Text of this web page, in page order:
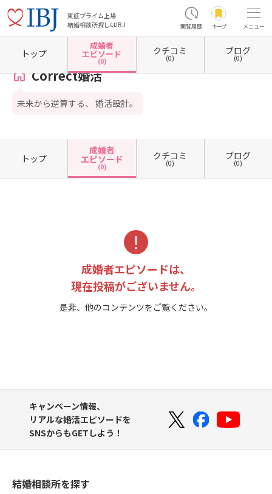
東証プライム上場
結婚相談所探しはIBJ
閲覧履歴 キープ メニュー
ホーム 東京都の結婚相談所 東京都目黒区 Correct婚活 成婚者エピソード一覧
Correct婚活
未来から逆算する、 婚活設計。
トップ
成婚者
エピソード
(0)
クチコミ
(0)
ブログ
(0)
トップ
成婚者
エピソード
(0)
クチコミ
(0)
ブログ
(0)
成婚者エピソードは、
現在投稿がございません。
是非、他のコンテンツをご覧ください。
キャンペーン情報、
リアルな婚活エピソードを
SNSからもGETしよう！
結婚相談所を探す